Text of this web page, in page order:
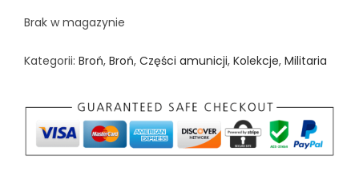
Brak w magazynie
Kategorii: Broń, Broń, Części amunicji, Kolekcje, Militaria